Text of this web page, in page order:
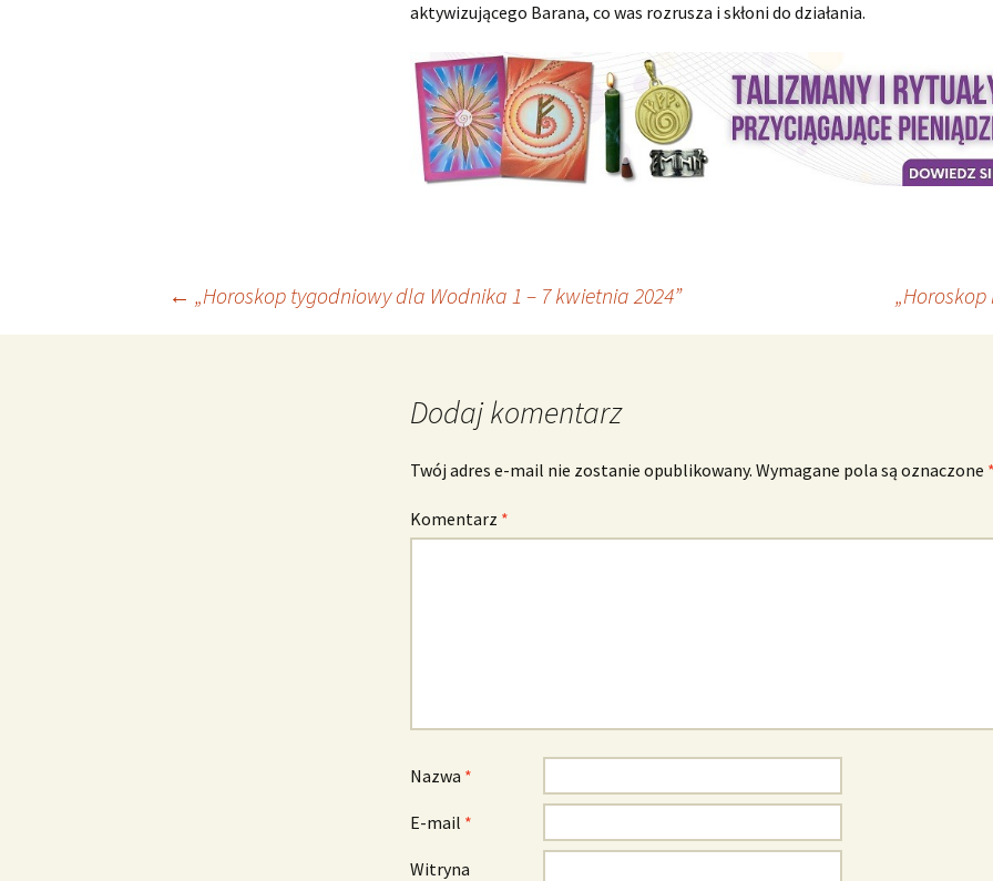
aktywizującego Barana, co was rozrusza i skłoni do działania.
Nawigacja
← „Horoskop tygodniowy dla Wodnika 1 – 7 kwietnia 2024”
Dodaj komentarz
Twój adres e-mail nie zostanie opublikowany. Wymagane pola są oznaczone *
Komentarz *
Nazwa *
E-mail *
Witryna